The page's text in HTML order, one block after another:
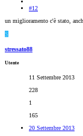
#12
un miglioramento c'è stato,
S
stressato88
Utente
11 Settembre 2013
228
1
165
20 Settembre 2013